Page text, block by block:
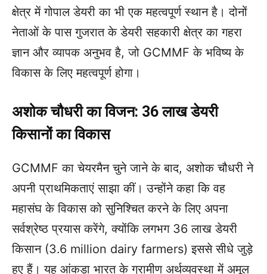
क्षेत्र में गोपाल डेयरी का भी एक महत्वपूर्ण स्थान है। दोनों
नेताओं के पास गुजरात के डेयरी सहकारी क्षेत्र का गहरा
ज्ञान और व्यापक अनुभव है, जो GCMMF के भविष्य के
विकास के लिए महत्वपूर्ण होगा।
अशोक चौधरी का विजन: 36 लाख डेयरी
किसानों का विकास
GCMMF का चेयरमैन चुने जाने के बाद, अशोक चौधरी ने
अपनी प्राथमिकताएं साझा कीं। उन्होंने कहा कि वह
महासंघ के विकास को सुनिश्चित करने के लिए अपना
सर्वश्रेष्ठ प्रयास करेंगे, क्योंकि लगभग 36 लाख डेयरी
किसान (3.6 million dairy farmers) इससे सीधे जुड़े
हुए हैं। यह आंकड़ा भारत के ग्रामीण अर्थव्यवस्था में अमूल